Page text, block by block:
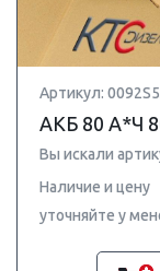
Артикул:
АКБ 80 А*Ч
Вы искали
Наличие и цену
уточняйте у